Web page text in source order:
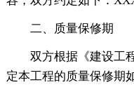
二、质量保修期
双方根据《建设工
定本工程的质量保修期